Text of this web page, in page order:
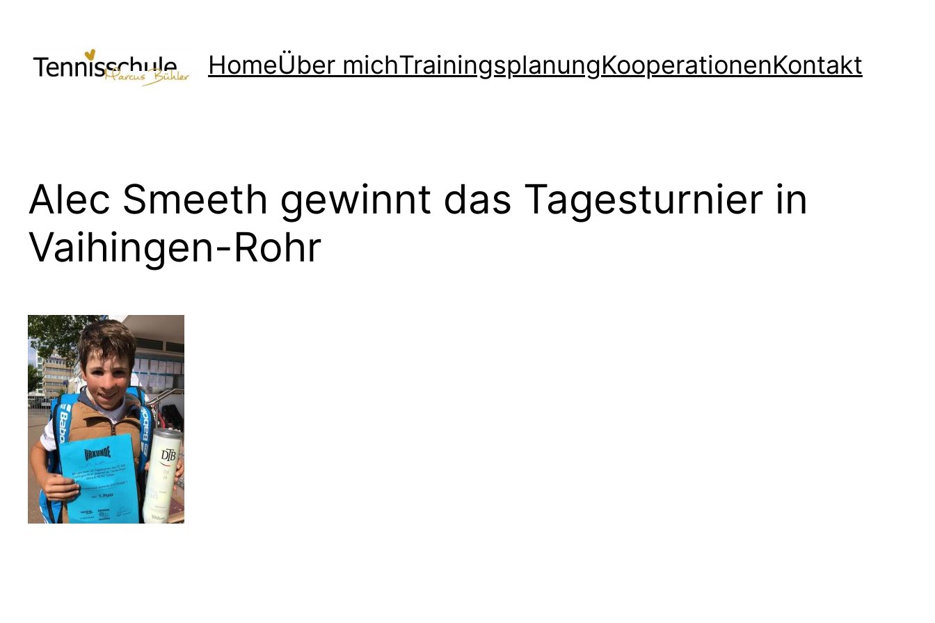
HomeÜber michTrainingsplanungKooperationenKontakt
Alec Smeeth gewinnt das Tagesturnier in
Vaihingen-Rohr